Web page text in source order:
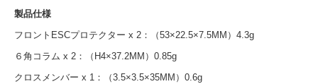
製品仕様
フロントESCプロテクター x 2：（53×22.5×7.5MM）4.3g
６角コラム x 2：（H4×37.2MM）0.85g
クロスメンバー x 1：（3.5×3.5×35MM）0.6g